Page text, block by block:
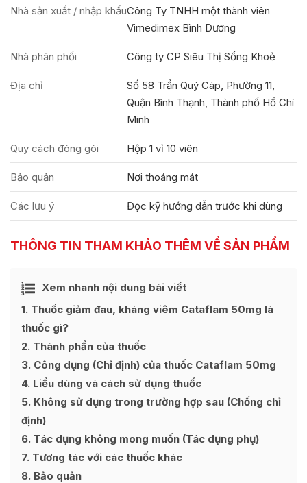
Nhà sản xuất / nhập khẩuCông Ty TNHH một thành viên
Vimedimex Bình Dương
Nhà phân phối Công ty CP Siêu Thị Sống Khoẻ
Địa chỉ
Số 58 Trần Quý Cáp, Phường 11,
Quận Bình Thạnh, Thành phố Hồ Chí
Minh
Quy cách đóng gói Hộp 1 vỉ 10 viên
Bảo quản Nơi thoáng mát
Các lưu ý Đọc kỹ hướng dẫn trước khi dùng
THÔNG TIN THAM KHẢO THÊM VỀ SẢN PHẨM
Xem nhanh nội dung bài viết
Ẩn
1 Thuốc giảm đau, kháng viêm Cataflam 50mg là
thuốc gì?
2 Thành phần của thuốc
3 Công dụng (Chỉ định) của thuốc Cataflam 50mg
4 Liều dùng và cách sử dụng thuốc
5 Không sử dụng trong trường hợp sau (Chống chỉ
định)
6 Tác dụng không mong muốn (Tác dụng phụ)
7 Tương tác với các thuốc khác
8 Bảo quản